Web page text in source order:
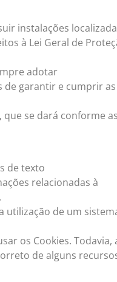
instalações
à Lei Geral de
adotar
de garantir e cumprir as
se dará conforme
de texto
relacionadas à
utilização de um
os Cookies. Todavia,
de alguns